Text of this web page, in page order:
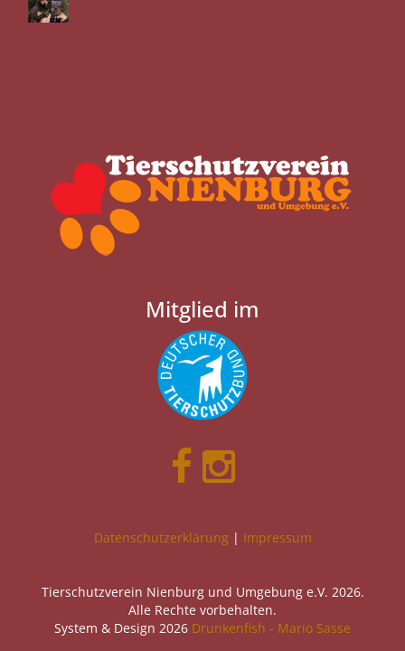
Mitglied im
Datenschutzerklärung | Impressum
Tierschutzverein Nienburg und Umgebung e.V. 2026.
Alle Rechte vorbehalten.
System & Design 2026 Drunkenfish - Mario Sasse